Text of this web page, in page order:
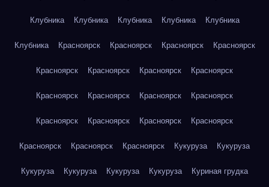
Клубника Клубника Клубника Клубника Клубника
Клубника Красноярск Красноярск Красноярск Красноярск
Красноярск Красноярск Красноярск Красноярск
Красноярск Красноярск Красноярск Красноярск
Красноярск Красноярск Красноярск Красноярск
Красноярск Красноярск Красноярск Кукуруза Кукуруза
Кукуруза Кукуруза Кукуруза Кукуруза Куриная грудка